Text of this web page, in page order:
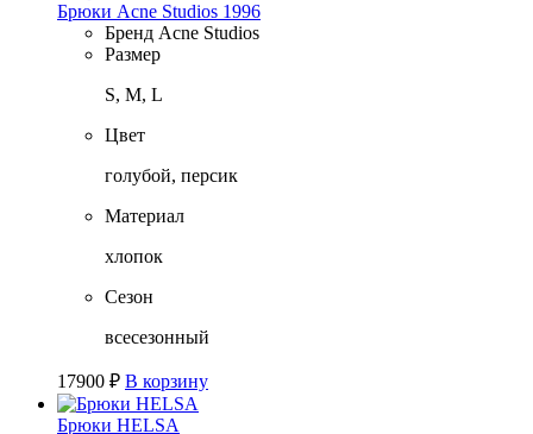
Брюки Acne Studios 1996
Бренд Acne Studios
Размер
S, M, L
Цвет
голубой, персик
Материал
хлопок
Сезон
всесезонный
17900 ₽ В корзину
Брюки HELSA